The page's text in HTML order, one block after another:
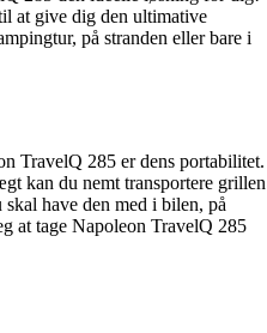
at give dig den ultimative
på stranden eller bare i
TravelQ 285 er dens portabilitet.
kan du nemt transportere grillen
have den med i bilen, på
at tage Napoleon TravelQ 285